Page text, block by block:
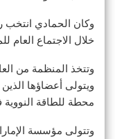
وكان الحمادي انتخب
خلال الاجتماع العام
وتتخذ المنظمة من
محطة للطاقة النووية في 30 دولة حول
وتتولى مؤسسة